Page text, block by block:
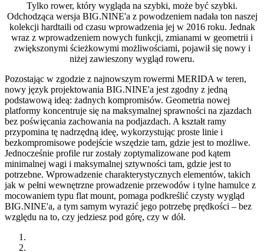
Tylko rower, który wygląda na szybki, może być szybki.
Odchodząca wersja BIG.NINE'a z powodzeniem nadała ton naszej
kolekcji hardtaili od czasu wprowadzenia jej w 2016 roku. Jednak
wraz z wprowadzeniem nowych funkcji, zmianami w geometrii i
zwiększonymi ścieżkowymi możliwościami, pojawił się nowy i
niżej zawieszony wygląd roweru.
Pozostając w zgodzie z najnowszym rowermi MERIDA w teren,
nowy język projektowania BIG.NINE'a jest zgodny z jedną
podstawową ideą: żadnych kompromisów. Geometria nowej
platformy koncentruje się na maksymalnej sprawności na zjazdach
bez poświęcania zachowania na podjazdach. A kształt ramy
przypomina tę nadrzędną ideę, wykorzystując proste linie i
bezkompromisowe podejście wszędzie tam, gdzie jest to możliwe.
Jednocześnie profile rur zostały zoptymalizowane pod kątem
minimalnej wagi i maksymalnej sztywności tam, gdzie jest to
potrzebne. Wprowadzenie charakterystycznych elementów, takich
jak w pełni wewnętrzne prowadzenie przewodów i tylne hamulce z
mocowaniem typu flat mount, pomaga podkreślić czysty wygląd
BIG.NINE'a, a tym samym wyrazić jego potrzebę prędkości – bez
względu na to, czy jedziesz pod górę, czy w dół.